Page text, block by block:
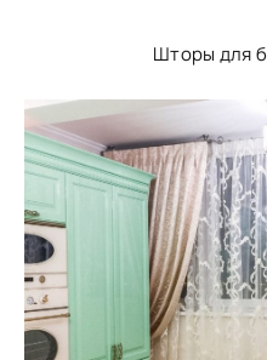
Шторы для